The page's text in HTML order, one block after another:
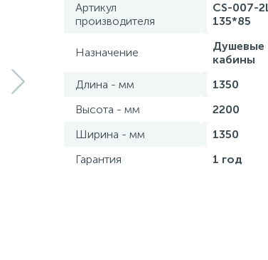
Артикул
производителя
CS-007-
135*85
Назначение
Душевые
кабины
Длина - мм
1350
Высота - мм
2200
Ширина - мм
1350
Гарантия
1 год